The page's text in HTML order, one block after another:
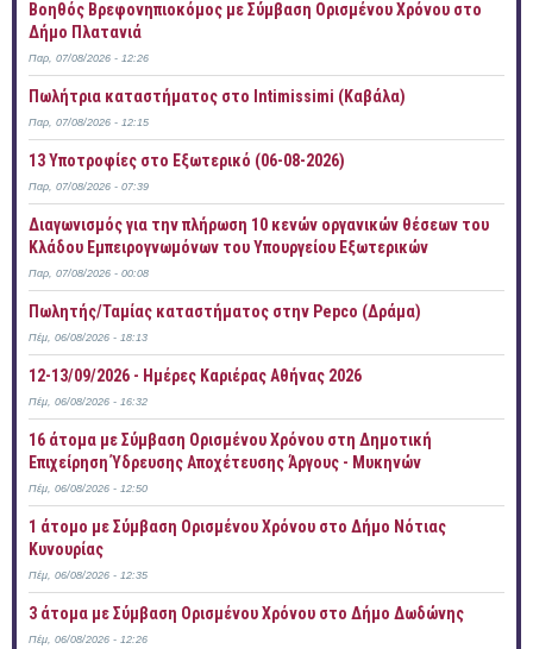
Βοηθός Βρεφονηπιοκόμος με Σύμβαση Ορισμένου Χρόνου στο
Δήμο Πλατανιά
Παρ, 07/08/2026 - 12:26
Πωλήτρια καταστήματος στο Intimissimi (Καβάλα)
Παρ, 07/08/2026 - 12:15
13 Υποτροφίες στο Εξωτερικό (06-08-2026)
Παρ, 07/08/2026 - 07:39
Διαγωνισμός για την πλήρωση 10 κενών οργανικών θέσεων του
Κλάδου Εμπειρογνωμόνων του Υπουργείου Εξωτερικών
Παρ, 07/08/2026 - 00:08
Πωλητής/Ταμίας καταστήματος στην Pepco (Δράμα)
Πέμ, 06/08/2026 - 18:13
12-13/09/2026 - Ημέρες Καριέρας Αθήνας 2026
Πέμ, 06/08/2026 - 16:32
16 άτομα με Σύμβαση Ορισμένου Χρόνου στη Δημοτική
Επιχείρηση Ύδρευσης Αποχέτευσης Άργους - Μυκηνών
Πέμ, 06/08/2026 - 12:50
1 άτομο με Σύμβαση Ορισμένου Χρόνου στο Δήμο Νότιας
Κυνουρίας
Πέμ, 06/08/2026 - 12:35
3 άτομα με Σύμβαση Ορισμένου Χρόνου στο Δήμο Δωδώνης
Πέμ, 06/08/2026 - 12:26